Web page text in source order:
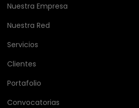
Nuestra Empresa
Nuestra Red
Servicios
Clientes
Portafolio
Convocatorias